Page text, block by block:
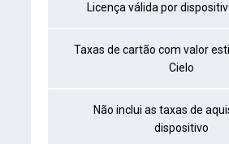
Licença válida por
Taxas de cartão com valor
Cielo
Não inclui as taxas de
dispositivo